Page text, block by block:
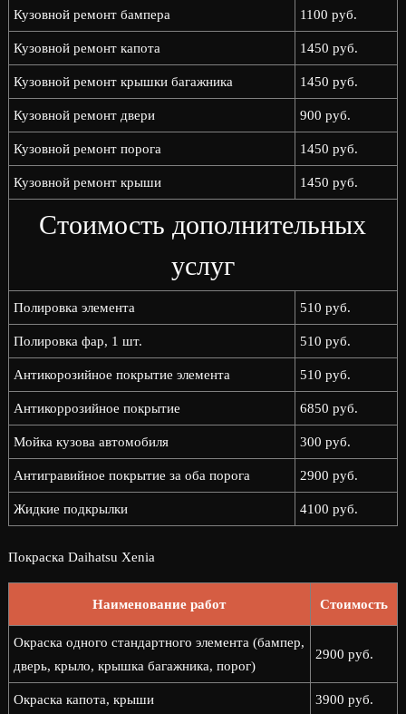
Кузовной ремонт бампера 1100 руб.
Кузовной ремонт капота 1450 руб.
Кузовной ремонт крышки багажника 1450 руб.
Кузовной ремонт двери 900 руб.
Кузовной ремонт порога 1450 руб.
Кузовной ремонт крыши 1450 руб.
Стоимость дополнительных
услуг
Полировка элемента 510 руб.
Полировка фар, 1 шт. 510 руб.
Антикорозийное покрытие элемента 510 руб.
Антикоррозийное покрытие 6850 руб.
Мойка кузова автомобиля 300 руб.
Антигравийное покрытие за оба порога 2900 руб.
Жидкие подкрылки 4100 руб.
Покраска Daihatsu Xenia
Наименование работ Стоимость
Окраска одного стандартного элемента (бампер,
дверь, крыло, крышка багажника, порог)
2900 руб.
Окраска капота, крыши 3900 руб.